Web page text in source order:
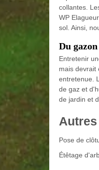
collantes.
WP
sol. Ainsi,
Du
Entretenir
mais devrait
entretenue.
de gaz et
de jardin et
Pose de
Étêtage